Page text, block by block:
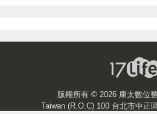
官網:https://www.vivispa.com.tw/tw/
地址: 台北市大安區光復南路240巷30
營業時間: 請參考各分店官網
版權所有 © 2026 康太數位
Taiwan (R.O.C) 100 台北市中正